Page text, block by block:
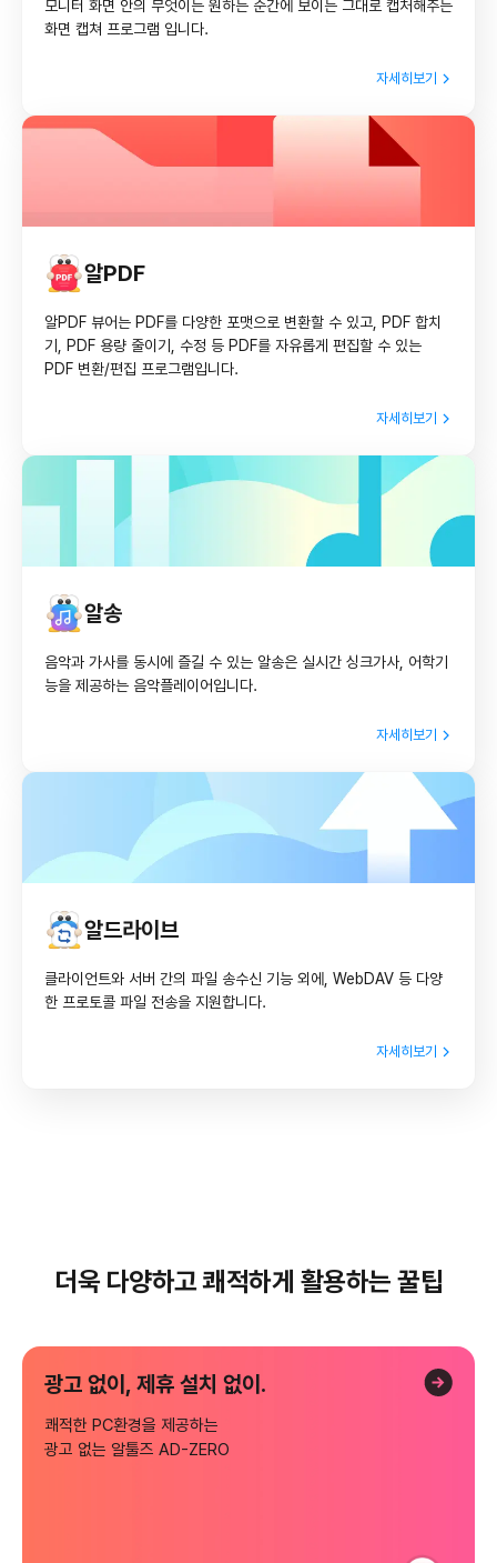
모니터 화면 안의 무엇이든 원하는 순간에 보이는 그대로 캡처해주는
화면 캡쳐 프로그램 입니다.
자세히보기
알PDF
알PDF 뷰어는 PDF를 다양한 포맷으로 변환할 수 있고, PDF 합치
기, PDF 용량 줄이기, 수정 등 PDF를 자유롭게 편집할 수 있는
PDF 변환/편집 프로그램입니다.
자세히보기
알송
음악과 가사를 동시에 즐길 수 있는 알송은 실시간 싱크가사, 어학기
능을 제공하는 음악플레이어입니다.
자세히보기
알드라이브
클라이언트와 서버 간의 파일 송수신 기능 외에, WebDAV 등 다양
한 프로토콜 파일 전송을 지원합니다.
자세히보기
더욱 다양하고 쾌적하게 활용하는 꿀팁
광고 없이, 제휴 설치 없이.
쾌적한 PC환경을 제공하는
광고 없는 알툴즈 AD-ZERO